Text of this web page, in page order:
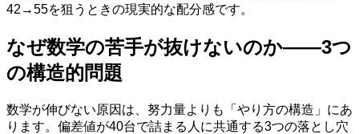
42→55を狙うときの現実的な配分感です。
なぜ数学の苦手が抜けないのか——3つ
の構造的問題
数学が伸びない原因は、努力量よりも「やり方の構造」にあ
ります。偏差値が40台で詰まる人に共通する3つの落とし穴